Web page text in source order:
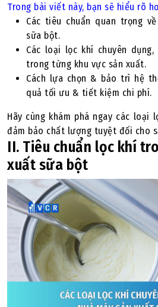
Trong bài viết này, bạn sẽ hiểu rõ
Các tiêu chuẩn quan trọng
sữa bột.
Các loại lọc khí chuyên
trong từng khu vực sản xuất.
Cách lựa chọn & bảo trì hệ
quả tối ưu & tiết kiệm chi phí.
Hãy cùng khám phá ngay các loại
đảm bảo chất lượng tuyệt đối cho
II. Tiêu chuẩn lọc khí
xuất sữa bột